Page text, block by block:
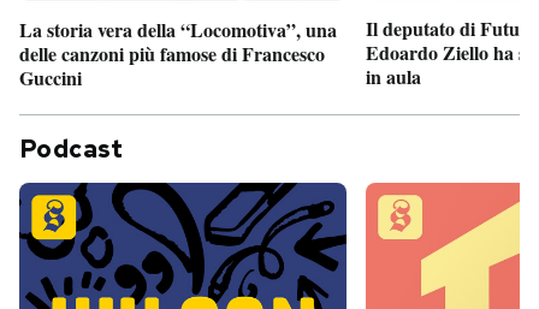
La storia vera della “Locomotiva”, una
delle canzoni più famose di Francesco
Guccini
Il deputato di
Edoardo Ziello ha
in aula
Podcast